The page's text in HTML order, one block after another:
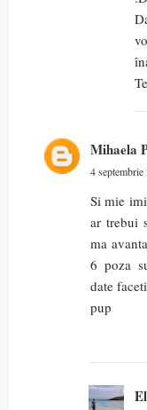
Mihaela
4
Si mie
ar trebui
ma
6 poza
date
pup